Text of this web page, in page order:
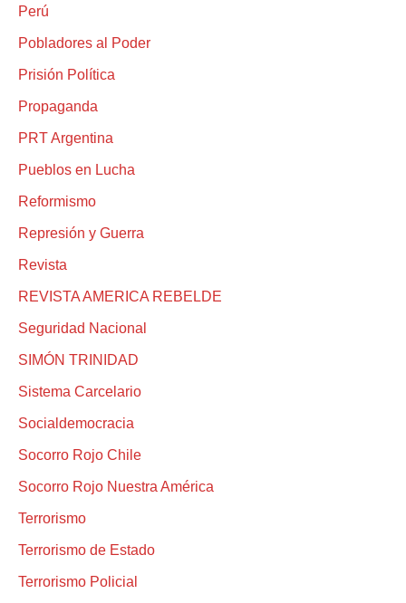
Perú
Pobladores al Poder
Prisión Política
Propaganda
PRT Argentina
Pueblos en Lucha
Reformismo
Represión y Guerra
Revista
REVISTA AMERICA REBELDE
Seguridad Nacional
SIMÓN TRINIDAD
Sistema Carcelario
Socialdemocracia
Socorro Rojo Chile
Socorro Rojo Nuestra América
Terrorismo
Terrorismo de Estado
Terrorismo Policial